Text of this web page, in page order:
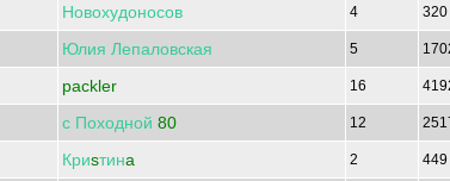
Новохудоносов 4 320
Юлия Лепаловская 5
packler 16
с Походной 80 12
Криsтинa 2 449